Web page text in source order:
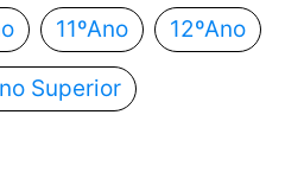
11ºAno 12ºAno
Superior